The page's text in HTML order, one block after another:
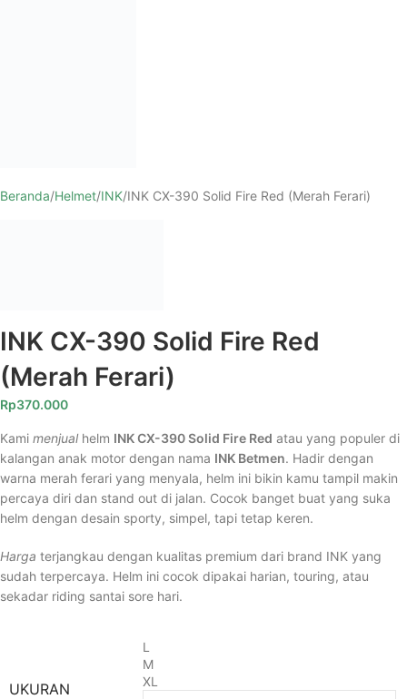
Beranda Helmet INK INK CX-390 Solid Fire Red (Merah Ferari)
INK CX-390 Solid Fire Red
(Merah Ferari)
Rp370.000
Kami menjualhelm INK CX-390 Solid Fire Red atau yang populer di
kalangan anak motor dengan nama INK Betmen. Hadir dengan
warna merah ferari yang menyala, helm ini bikin kamu tampil makin
percaya diri dan stand out di jalan. Cocok banget buat yang suka
helm dengan desain sporty, simpel, tapi tetap keren.
Harga terjangkau dengan kualitas premium dari brand INK yang
sudah terpercaya. Helm ini cocok dipakai harian, touring, atau
sekadar riding santai sore hari.
UKURAN
L
M
XL